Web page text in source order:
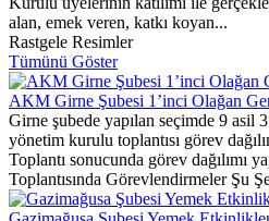
alan, emek veren, katkı koyan...
Rastgele Resimler
Tümünü Göster
AKM Girne Şubesi 1’inci Olağan
Girne şubede yapılan seçimde 9 asil
yönetim kurulu toplantısı görev
Toplantı sonucunda görev dağılımı
Toplantısında Görevlendirmeler Şu